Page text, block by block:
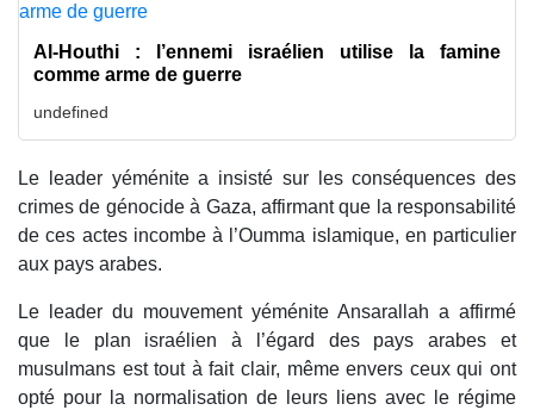
Al-Houthi : l’ennemi israélien utilise la famine
comme arme de guerre
undefined
Le leader yéménite a insisté sur les conséquences des
crimes de génocide à Gaza, affirmant que la responsabilité
de ces actes incombe à l’Oumma islamique, en particulier
aux pays arabes.
Le leader du mouvement yéménite Ansarallah a affirmé
que le plan israélien à l’égard des pays arabes et
musulmans est tout à fait clair, même envers ceux qui ont
opté pour la normalisation de leurs liens avec le régime